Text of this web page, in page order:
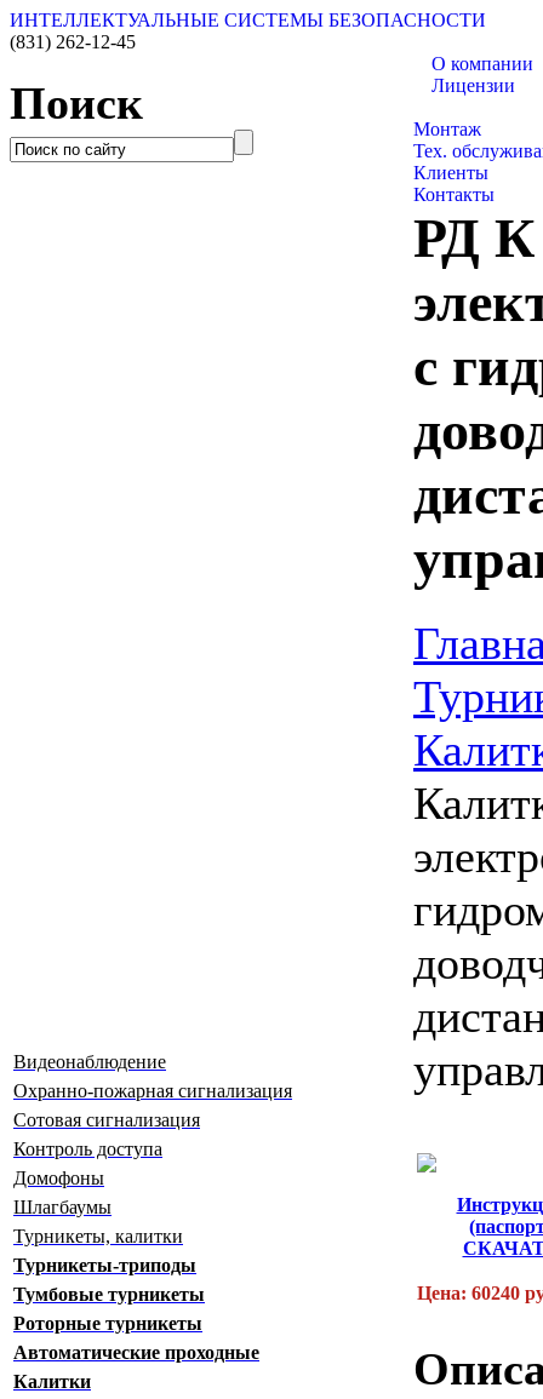
ИНТЕЛЛЕКТУАЛЬНЫЕ СИСТЕМЫ БЕЗОПАСНОСТИ
(831) 262-12-45
Поиск
О компании
Лицензии
Монтаж
Тех.
Клиенты
Контакты
Видеонаблюдение
Охранно-пожарная сигнализация
Сотовая сигнализация
Контроль доступа
Домофоны
Шлагбаумы
Турникеты, калитки
Турникеты-триподы
Тумбовые турникеты
Роторные турникеты
Автоматические проходные
Калитки
РД К
с
Цена: 60240